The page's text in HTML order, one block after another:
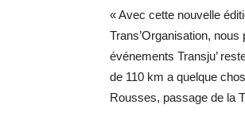
« Avec cette nouvelle
Trans’Organisation,
événements Transju’
de 110 km a quelque
Rousses, passage de la